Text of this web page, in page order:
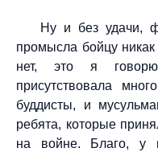
Ну и без удачи,
промысла бойцу
нет, это я
присутствовала
буддисты, и
ребята, которые
на войне. Благо, у